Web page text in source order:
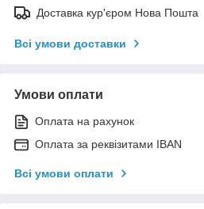
Доставка кур'єром Нова Пошта
Всі умови доставки
Умови оплати
Оплата на рахунок
Оплата за реквізитами IBAN
Всі умови оплати